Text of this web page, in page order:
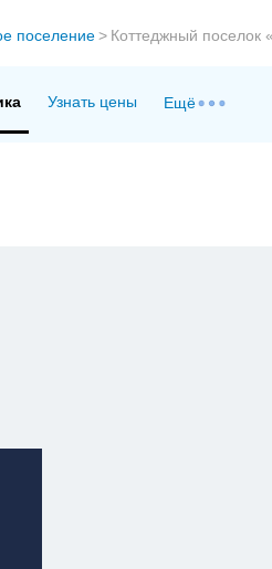
поселение> Коттеджный поселок
Узнать цены Ещё